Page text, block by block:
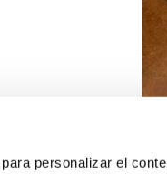
personalizar el